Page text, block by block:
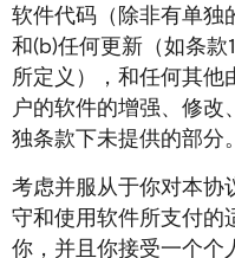
软件代码（除非有单独
和(b)任何更新（如条款
所定义），和任何其他
户的软件的增强、修
独条款下未提供的部分。
考虑并服从于你对本协
守和使用软件所支付的
你，并且你接受一个个